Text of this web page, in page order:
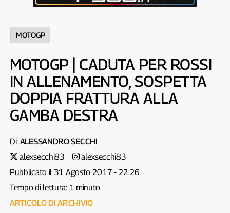
MOTOGP
MOTOGP | CADUTA PER ROSSI
IN ALLENAMENTO, SOSPETTA
DOPPIA FRATTURA ALLA
GAMBA DESTRA
Di: ALESSANDRO SECCHI
alexsecchi83
alexsecchi83
Pubblicato il 31 Agosto 2017 - 22:26
Tempo di lettura: 1 minuto
ARTICOLO DI ARCHIVIO